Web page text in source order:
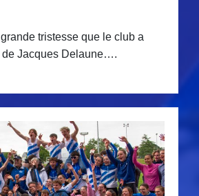
tristesse que le club a
de Jacques Delaune….